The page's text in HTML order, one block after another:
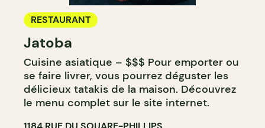
RESTAURANT
Jatoba
Cuisine asiatique – $$$ Pour emporter ou
se faire livrer, vous pourrez déguster les
délicieux tatakis de la maison. Découvrez
le menu complet sur le site internet.